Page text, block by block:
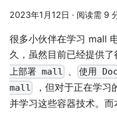
2023年1月12日 · 阅读需 9
很多小伙伴在学习 mall
久，虽然目前已经提供
上部署 mall
使用
mall
，但对于正在学
并学习这些容器技术。